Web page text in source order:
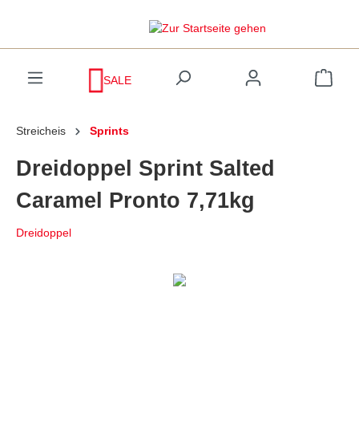
SALE
Streicheis Sprints
Dreidoppel Sprint Salted
Caramel Pronto 7,71kg
Dreidoppel